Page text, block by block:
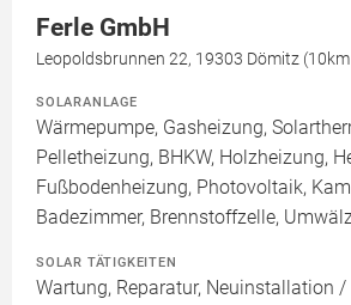
Ferle GmbH
Leopoldsbrunnen 22, 19303 Dömitz
SOLARANLAGE
Wärmepumpe, Gasheizung,
Pelletheizung, BHKW, Holzheizung,
Fußbodenheizung, Photovoltaik,
Badezimmer, Brennstoffzelle,
SOLAR TÄTIGKEITEN
Wartung, Reparatur, Neuinstallation /